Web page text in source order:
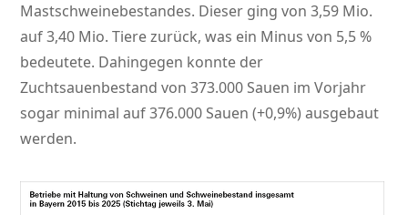
Mastschweinebestandes. Dieser ging von 3,59 Mio.
auf 3,40 Mio. Tiere zurück, was ein Minus von 5,5 %
bedeutete. Dahingegen konnte der
Zuchtsauenbestand von 373.000 Sauen im Vorjahr
sogar minimal auf 376.000 Sauen (+0,9%) ausgebaut
werden.